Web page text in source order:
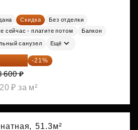
Скидка
Без отделки
сейчас - платите потом
Балкон
санузел Ещё
094 ₽ -21%
600 ₽
₽ за м²
51.3м²